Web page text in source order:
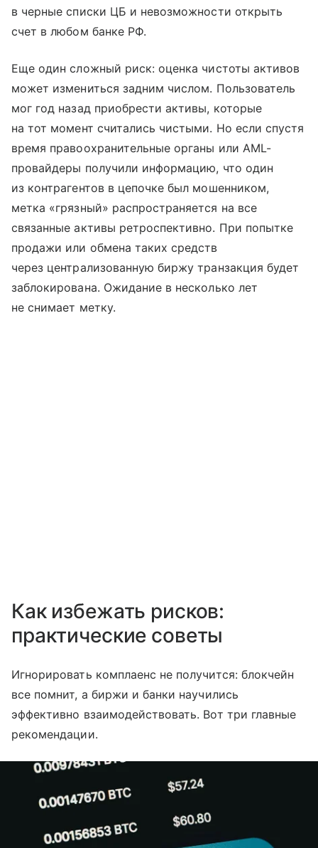
в черные списки ЦБ и невозможности открыть
счет в любом банке РФ.
Еще один сложный риск: оценка чистоты активов
может измениться задним числом. Пользователь
мог год назад приобрести активы, которые
на тот момент считались чистыми. Но если спустя
время правоохранительные органы или AML-
провайдеры получили информацию, что один
из контрагентов в цепочке был мошенником,
метка «грязный» распространяется на все
связанные активы ретроспективно. При попытке
продажи или обмена таких средств
через централизованную биржу транзакция будет
заблокирована. Ожидание в несколько лет
не снимает метку.
Как избежать рисков:
практические советы
Игнорировать комплаенс не получится: блокчейн
все помнит, а биржи и банки научились
эффективно взаимодействовать. Вот три главные
рекомендации.